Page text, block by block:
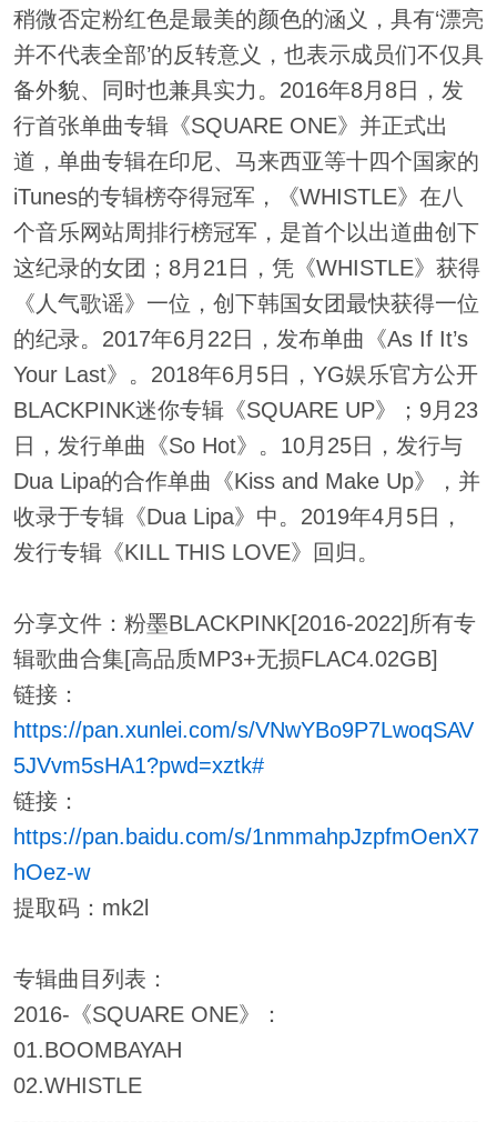
稍微否定粉红色是最美的颜色的涵义，具有‘漂亮
并不代表全部’的反转意义，也表示成员们不仅具
备外貌、同时也兼具实力。2016年8月8日，发
行首张单曲专辑《SQUARE ONE》并正式出
道，单曲专辑在印尼、马来西亚等十四个国家的
iTunes的专辑榜夺得冠军，《WHISTLE》在八
个音乐网站周排行榜冠军，是首个以出道曲创下
这纪录的女团；8月21日，凭《WHISTLE》获得
《人气歌谣》一位，创下韩国女团最快获得一位
的纪录。2017年6月22日，发布单曲《As If It’s
Your Last》。2018年6月5日，YG娱乐官方公开
BLACKPINK迷你专辑《SQUARE UP》；9月23
日，发行单曲《So Hot》。10月25日，发行与
Dua Lipa的合作单曲《Kiss and Make Up》，并
收录于专辑《Dua Lipa》中。2019年4月5日，
发行专辑《KILL THIS LOVE》回归。
分享文件：粉墨BLACKPINK[2016-2022]所有专
辑歌曲合集[高品质MP3+无损FLAC4.02GB]
链接：
https://pan.xunlei.com/s/VNwYBo9P7LwoqSAV
5JVvm5sHA1?pwd=xztk#
链接：
https://pan.baidu.com/s/1nmmahpJzpfmOenX7
hOez-w
提取码：mk2l
专辑曲目列表：
2016-《SQUARE ONE》：
01.BOOMBAYAH
02.WHISTLE